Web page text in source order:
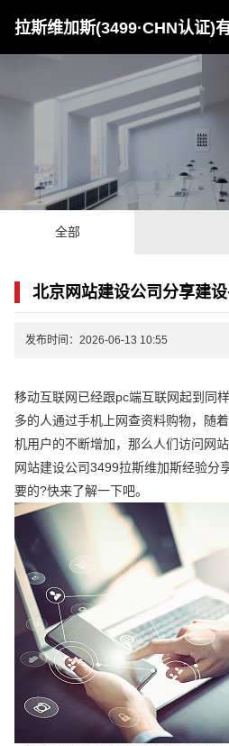
拉斯维加斯(3499·CHN认证)
全部
北京网站建设公司分享建
发布时间：2026-06-13 10:55
移动互联网已经跟pc端互联网起到同
多的人通过手机上网查资料购物，随
机用户的不断增加，那么人们访问网
网站建设公司3499拉斯维加斯经验分
要的?快来了解一下吧。